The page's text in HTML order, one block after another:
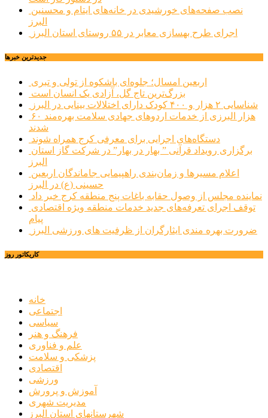
البرز
اجرای طرح بهسازی معابر در ۵۵ روستای استان البرز
جديدترين خبرها
اربعین امسال؛ جلوه‌ای باشکوه از تولی و تبری
بزرگ‌ترین تاج گل، آزادی یک انسان است
شناسایی ۲ هزار و ۴۰۰ کودک دارای اختلالات بینایی در البرز
۶۰ هزار البرزی از خدمات اردوهای جهادی سلامت بهره‌مند
شدند
دستگاه‌های اجرایی برای معرفی کرج همراه شوند
البرز
حسینی (ع) در البرز
نماینده مجلس از وصول حقابه باغات پنج منطقه کرج خبر داد
پیام
ضرورت بهره مندی ایثارگران از ظرفیت های ورزشی البرز
کاریکاتور روز
خانه
اجتماعی
سیاسی
فرهنگ و هنر
علم و فناوری
پزشکی و سلامت
اقتصادی
ورزشی
آموزش و پرورش
مدیریت شهری
شهرستانهای استان البرز